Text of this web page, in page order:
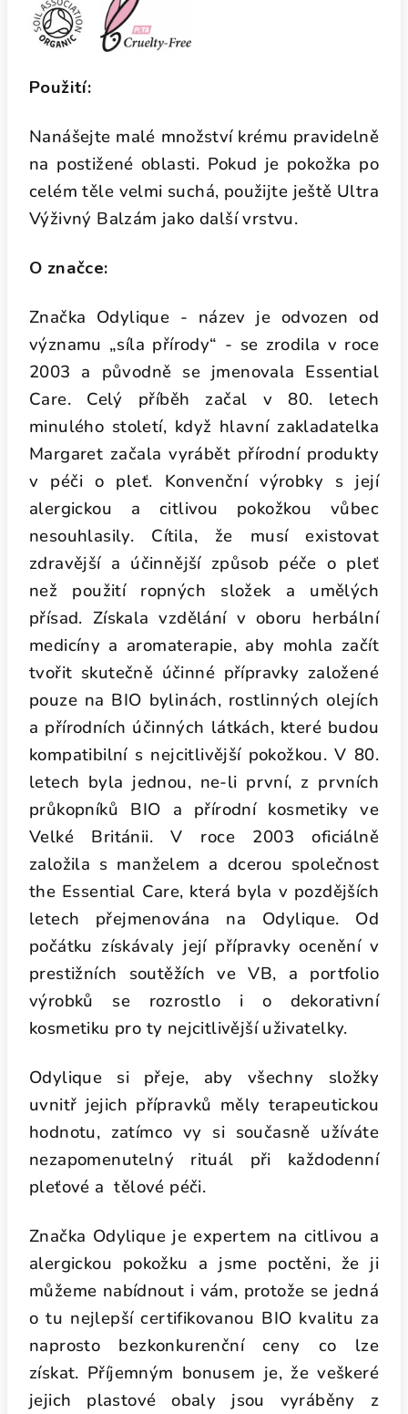
Použití:
Nanášejte malé množství krému pravidelně
na postižené oblasti. Pokud je pokožka po
celém těle velmi suchá, použijte ještě Ultra
Výživný Balzám jako další vrstvu.
O značce:
Značka Odylique - název je odvozen od
významu „síla přírody“ - se zrodila v roce
2003 a původně se jmenovala Essential
Care. Celý příběh začal v 80. letech
minulého století, když hlavní zakladatelka
Margaret začala vyrábět přírodní produkty
v péči o pleť. Konvenční výrobky s její
alergickou a citlivou pokožkou vůbec
nesouhlasily. Cítila, že musí existovat
zdravější a účinnější způsob péče o pleť
než použití ropných složek a umělých
přísad. Získala vzdělání v oboru herbální
medicíny a aromaterapie, aby mohla začít
tvořit skutečně účinné přípravky založené
pouze na BIO bylinách, rostlinných olejích
a přírodních účinných látkách, které budou
kompatibilní s nejcitlivější pokožkou. V 80.
letech byla jednou, ne-li první, z prvních
průkopníků BIO a přírodní kosmetiky ve
Velké Británii. V roce 2003 oficiálně
založila s manželem a dcerou společnost
the Essential Care, která byla v pozdějších
letech přejmenována na Odylique. Od
počátku získávaly její přípravky ocenění v
prestižních soutěžích ve VB, a portfolio
výrobků se rozrostlo i o dekorativní
kosmetiku pro ty nejcitlivější uživatelky.
Odylique si přeje, aby všechny složky
uvnitř jejich přípravků měly terapeutickou
hodnotu, zatímco vy si současně užíváte
nezapomenutelný rituál při každodenní
pleťové a tělové péči.
Značka Odylique je expertem na citlivou a
alergickou pokožku a jsme poctěni, že ji
můžeme nabídnout i vám, protože se jedná
o tu nejlepší certifikovanou BIO kvalitu za
naprosto bezkonkurenční ceny co lze
získat. Příjemným bonusem je, že veškeré
jejich plastové obaly jsou vyráběny z